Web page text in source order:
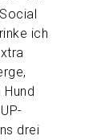
ich
drei